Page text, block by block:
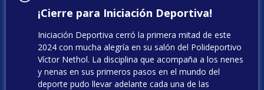
¡Cierre para Iniciación Deportiva!
Iniciación Deportiva cerró la primera mitad de este
2024 con mucha alegría en su salón del Polideportivo
Víctor Nethol. La disciplina que acompaña a los nenes
y nenas en sus primeros pasos en el mundo del
deporte pudo llevar adelante cada una de las